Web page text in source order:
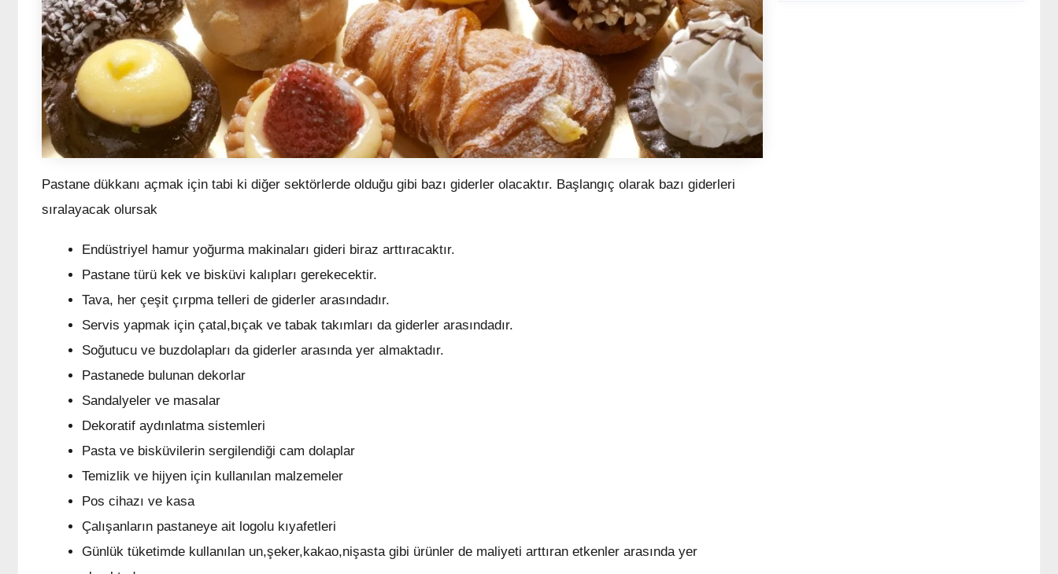
Pastane dükkanı açmak için tabi ki diğer sektörlerde olduğu gibi bazı giderler olacaktır. Başlangıç olarak bazı giderleri
sıralayacak olursak
Endüstriyel hamur yoğurma makinaları gideri biraz arttıracaktır.
Pastane türü kek ve bisküvi kalıpları gerekecektir.
Tava, her çeşit çırpma telleri de giderler arasındadır.
Servis yapmak için çatal,bıçak ve tabak takımları da giderler arasındadır.
Soğutucu ve buzdolapları da giderler arasında yer almaktadır.
Pastanede bulunan dekorlar
Sandalyeler ve masalar
Dekoratif aydınlatma sistemleri
Pasta ve bisküvilerin sergilendiği cam dolaplar
Temizlik ve hijyen için kullanılan malzemeler
Pos cihazı ve kasa
Çalışanların pastaneye ait logolu kıyafetleri
Günlük tüketimde kullanılan un,şeker,kakao,nişasta gibi ürünler de maliyeti arttıran etkenler arasında yer